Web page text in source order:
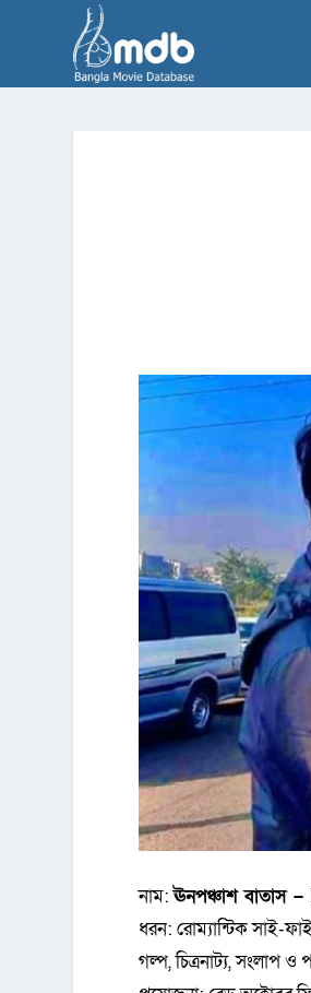
নাম:ঊনপঞ্চাশ বাতাস
ধরন: রোম্যান্টিক সাই-ফাই
গল্প, চিত্রনাট্য, সংলাপ ও